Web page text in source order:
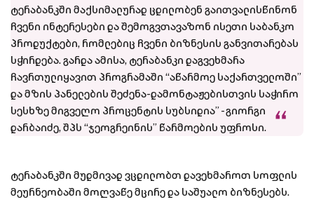
ტერაბანკში მაქსიმალურად ცდილობენ გაითვალისწინონ
ჩვენი ინტერესები და შემოგვთავაზონ ისეთი საბანკო
პროდუქტები, რომლებიც ჩვენი ბიზნესის განვითარებას
სჭირდება. გარდა ამისა, ტერაბანკი დაგვეხმარა
ჩავრთულიყავით პროგრამაში “აწარმოე საქართველოში”
და მზის პანელების შეძენა-დამონტაჟებისთვის საჭირო
სესხზე მიგვეღო პროცენტის სუბსიდია” - გიორგი
დარბაიძე, შპს “ჯეოგრეინის” წარმოების უფროსი.
ტერაბანკში მუდმივად ვცდილობთ დავეხმაროთ სოფლის
მეურნეობაში მოღვაწე მცირე და საშუალო ბიზნესებს.